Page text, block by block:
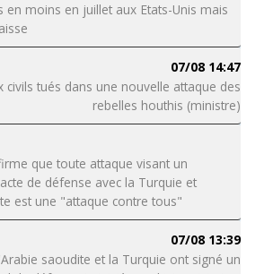
en moins en juillet aux Etats-Unis mais
07/08 14:47
civils tués dans une nouvelle attaque des
rebelles houthis (ministre)
que toute attaque visant un
de défense avec la Turquie et
est une "attaque contre tous"
07/08 13:39
saoudite et la Turquie ont signé un